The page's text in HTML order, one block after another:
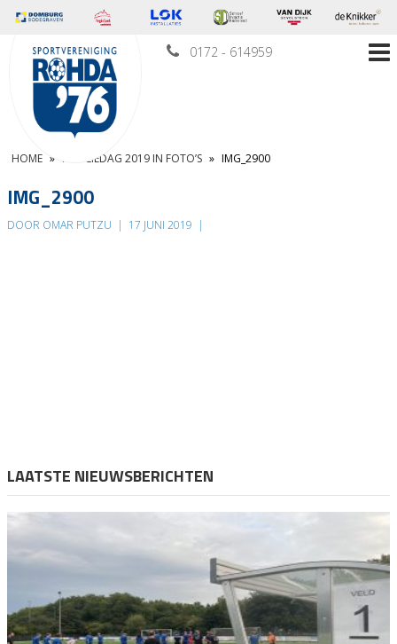
0172 - 614959
HOME » FAMILIEDAG 2019 IN FOTO’S » IMG_2900
IMG_2900
DOOR OMAR PUTZU | 17 JUNI 2019 |
LAATSTE NIEUWSBERICHTEN